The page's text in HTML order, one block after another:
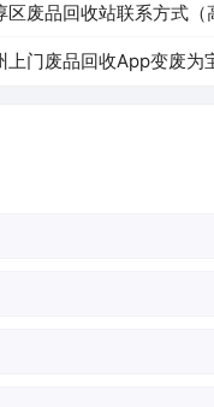
区废品回收站联系方式（
上门废品回收App变废为